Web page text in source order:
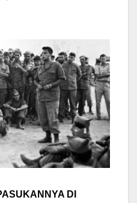
DI